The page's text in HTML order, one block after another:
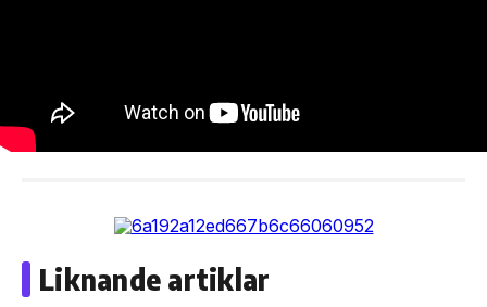
Liknande artiklar